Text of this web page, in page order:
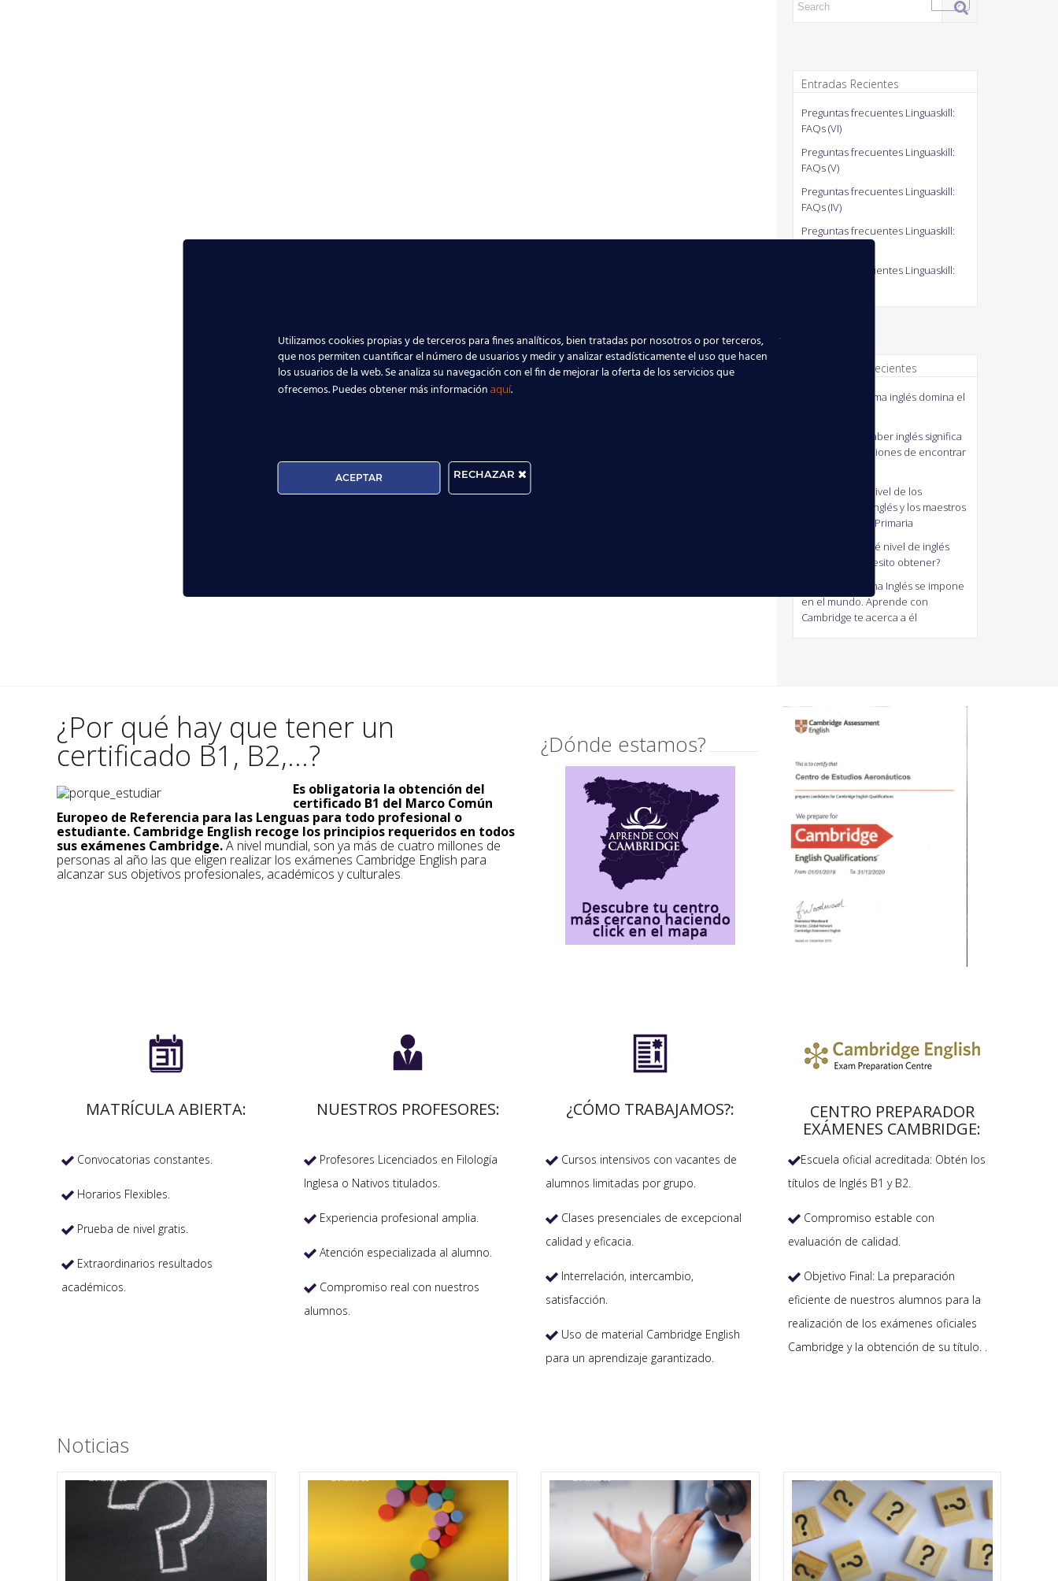
Entradas Recientes
Preguntas frecuentes Linguaskill:
FAQs (VI)
Preguntas frecuentes Linguaskill:
FAQs (V)
Preguntas frecuentes Linguaskill:
FAQs (IV)
Preguntas frecuentes Linguaskill:
Preguntas frecuentes Linguaskill:
Comentarios recientes
El idioma inglés domina el
Saber inglés significa
mejorar tus opciones de encontrar
Bajo nivel de los
profesores de inglés y los maestros
generalistas de Primaria
¿Qué nivel de inglés
Cambridge necesito obtener?
El Idioma Inglés se impone
en el mundo. Aprende con
Cambridge te acerca a él
¿Por qué hay que tener un
certificado B1, B2,...?
Es obligatoria la obtención del
certificado B1 del Marco Común
Europeo de Referencia para las Lenguas para todo profesional o
estudiante. Cambridge English recoge los principios requeridos en todos
sus exámenes Cambridge.A nivel mundial, son ya más de cuatro millones de
personas al año las que eligen realizar los exámenes Cambridge English para
alcanzar sus objetivos profesionales, académicos y culturales.
¿Dónde estamos?

MATRÍCULA ABIERTA:
 Convocatorias constantes.
 Horarios Flexibles.
 Prueba de nivel gratis.
 Extraordinarios resultados
académicos.

NUESTROS PROFESORES:
Profesores Licenciados en Filología
Inglesa o Nativos titulados.
Experiencia profesional amplia.
Atención especializada al alumno.
Compromiso real con nuestros
alumnos.

¿CÓMO TRABAJAMOS?:
 Cursos intensivos con vacantes de
alumnos limitadas por grupo.
 Clases presenciales de excepcional
calidad y eficacia.
 Interrelación, intercambio,
satisfacción.
 Uso de material Cambridge English
para un aprendizaje garantizado.
CENTRO PREPARADOR
EXÁMENES CAMBRIDGE:
Escuela oficial acreditada: Obtén los
títulos de Inglés B1 y B2.
Compromiso estable con
evaluación de calidad.
Objetivo Final: La preparación
eficiente de nuestros alumnos para la
realización de los exámenes oficiales
Cambridge y la obtención de su título. .
Noticias
Utilizamos cookies propias y de terceros para fines analíticos, bien tratadas por nosotros o por terceros,
que nos permiten cuantificar el número de usuarios y medir y analizar estadísticamente el uso que hacen
los usuarios de la web. Se analiza su navegación con el fin de mejorar la oferta de los servicios que
ofrecemos. Puedes obtener más información aquí.
ACEPTAR RECHAZAR